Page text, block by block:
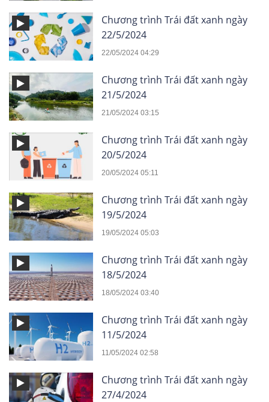
Chương trình Trái đất xanh ngày
22/5/2024
22/05/2024 04:29
Chương trình Trái đất xanh ngày
21/5/2024
21/05/2024 03:15
Chương trình Trái đất xanh ngày
20/5/2024
20/05/2024 05:11
Chương trình Trái đất xanh ngày
19/5/2024
19/05/2024 05:03
Chương trình Trái đất xanh ngày
18/5/2024
18/05/2024 03:40
Chương trình Trái đất xanh ngày
11/5/2024
11/05/2024 02:58
Chương trình Trái đất xanh ngày
27/4/2024